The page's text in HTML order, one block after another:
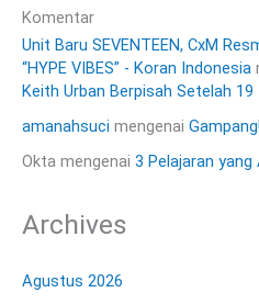
Komentar
Unit Baru SEVENTEEN, CxM
“HYPE VIBES” - Koran Indonesia
Keith Urban Berpisah Setelah 19
amanahsuci mengenai
Okta mengenai 3 Pelajaran
Archives
Agustus 2026